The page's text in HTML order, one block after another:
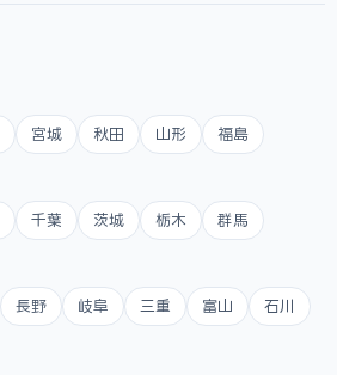
宮城 秋田 山形 福島
千葉 茨城 栃木 群馬
長野 岐阜 三重 富山 石川